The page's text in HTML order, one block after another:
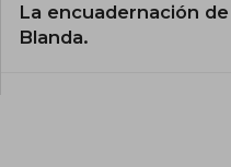
La encuadernación
Blanda.